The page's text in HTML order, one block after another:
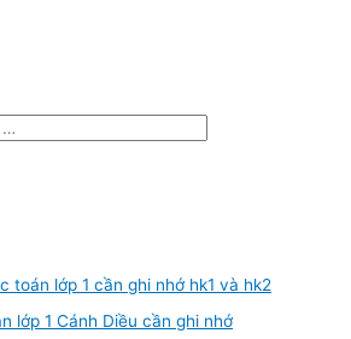
toán lớp 1 cần ghi nhớ hk1 và hk2
lớp 1 Cánh Diều cần ghi nhớ